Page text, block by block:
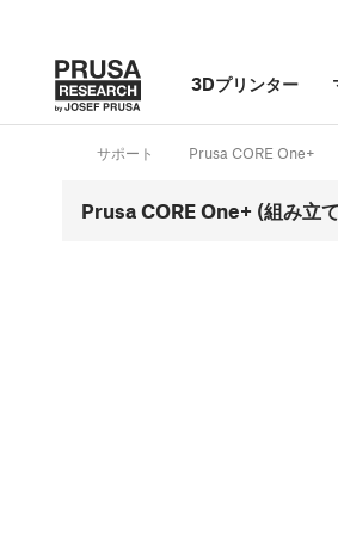
3Dプリンター
サポート Prusa CORE One+
Prusa CORE One+ (組み立